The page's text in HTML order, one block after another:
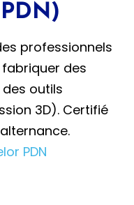
professionnels
des
outils
3D). Certifié
PDN